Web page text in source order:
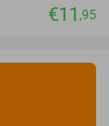
€11 ,95